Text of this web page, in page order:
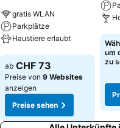
gratis WLAN
Parkplätze
Haustiere erlaubt
Preise sehen
ab CHF 73
Preise von 9 Websites
anzeigen
Preise sehen
um
zu